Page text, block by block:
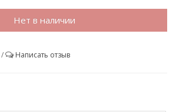
Нет в наличии
/ Написать отзыв